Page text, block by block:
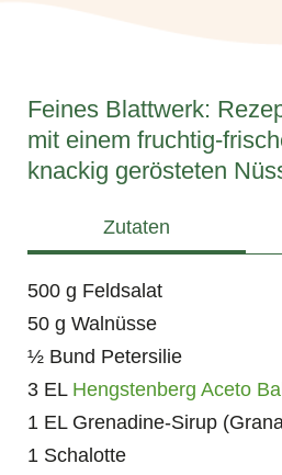
Feines Blattwerk:
mit einem fruchtig-
knackig gerösteten
Zutaten
500 g Feldsalat
50 g Walnüsse
½ Bund Petersilie
3 EL Hengstenberg Aceto
1 EL Grenadine-Sirup
1 Schalotte